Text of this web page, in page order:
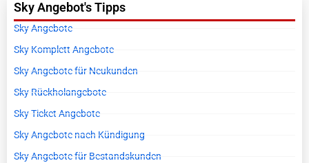
Sky Angebot's Tipps
Sky Angebote
Sky Komplett Angebote
Sky Angebote für Neukunden
Sky Rückholangebote
Sky Ticket Angebote
Sky Angebote nach Kündigung
Sky Angebote für Bestandskunden